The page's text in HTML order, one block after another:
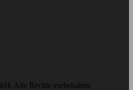
Alle Rechte vorbehalten.